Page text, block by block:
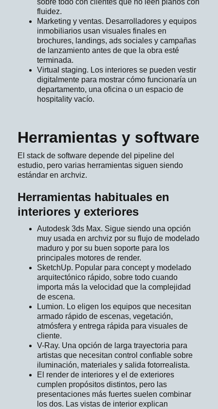
sobre todo con clientes que no leen planos con
fluidez.
Marketing y ventas. Desarrolladores y equipos
inmobiliarios usan visuales finales en
brochures, landings, ads sociales y campañas
de lanzamiento antes de que la obra esté
terminada.
Virtual staging. Los interiores se pueden vestir
digitalmente para mostrar cómo funcionaría un
departamento, una oficina o un espacio de
hospitality vacío.
Herramientas y software
El stack de software depende del pipeline del
estudio, pero varias herramientas siguen siendo
estándar en archviz.
Herramientas habituales en
interiores y exteriores
Autodesk 3ds Max. Sigue siendo una opción
muy usada en archviz por su flujo de modelado
maduro y por su buen soporte para los
principales motores de render.
SketchUp. Popular para concept y modelado
arquitectónico rápido, sobre todo cuando
importa más la velocidad que la complejidad
de escena.
Lumion. Lo eligen los equipos que necesitan
armado rápido de escenas, vegetación,
atmósfera y entrega rápida para visuales de
cliente.
V-Ray. Una opción de larga trayectoria para
artistas que necesitan control confiable sobre
iluminación, materiales y salida fotorrealista.
El render de interiores y el de exteriores
cumplen propósitos distintos, pero las
presentaciones más fuertes suelen combinar
los dos. Las vistas de interior explican